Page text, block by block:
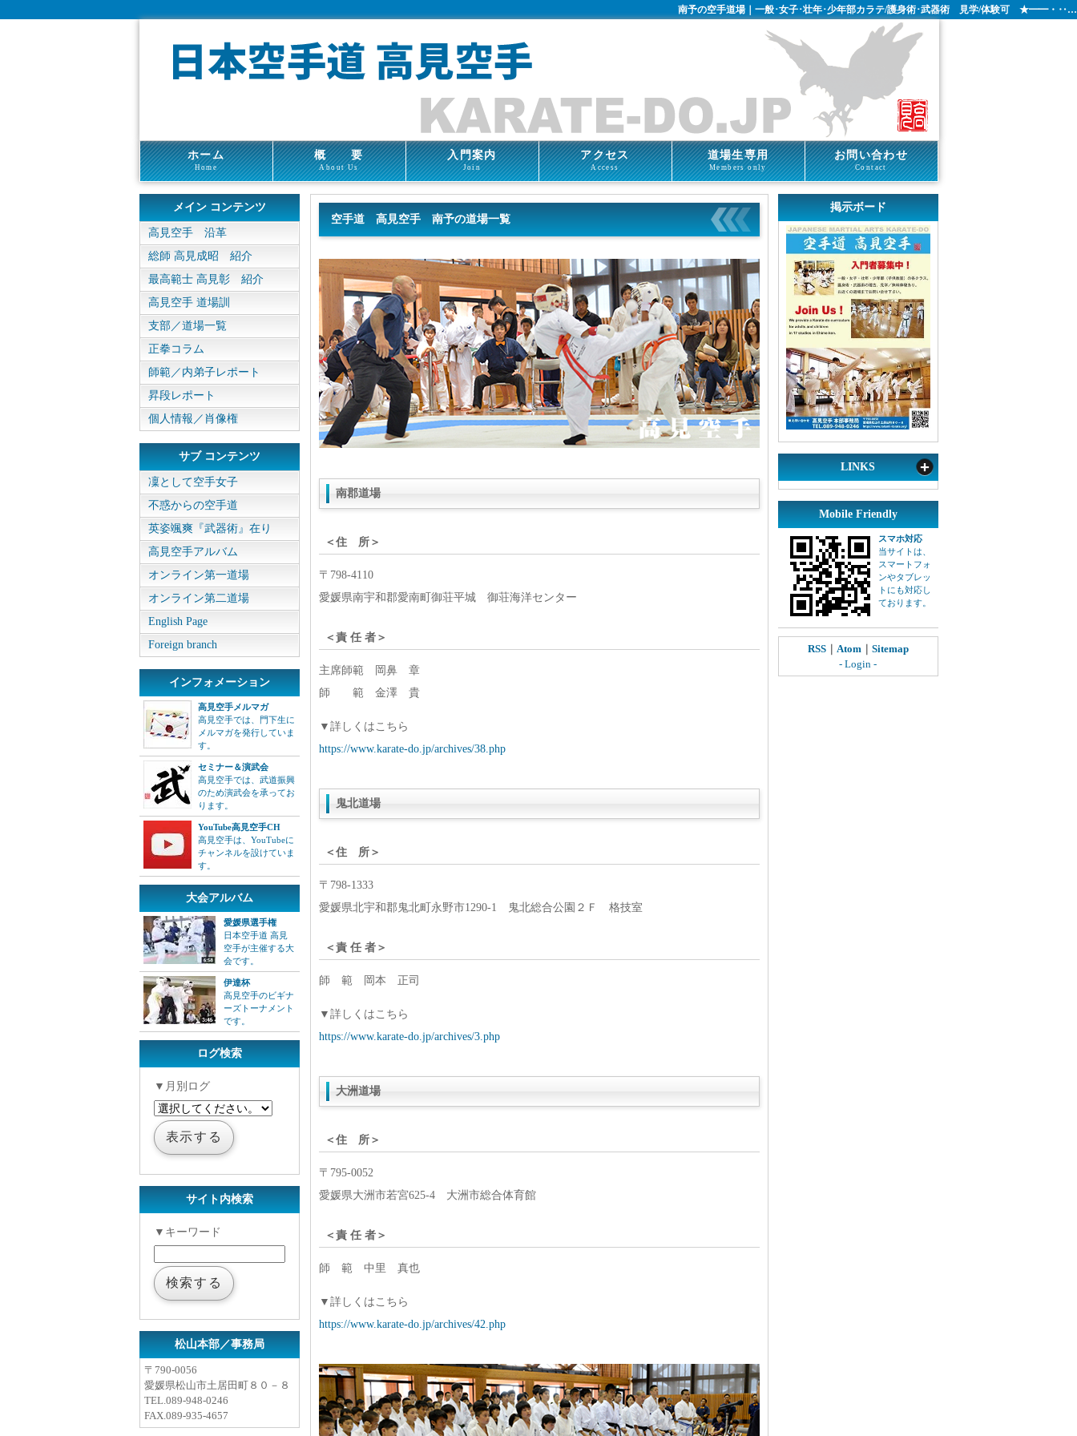
南予の空手道場｜一般･女子･壮年･少年部カラテ/護身術･武器術 見学/体験可 ★━━・‥…
ホーム
Home
概 要
About Us
入門案内
Join
アクセス
Access
道場生専用
Members only
お問い合わせ
Contact
空手道 高見空手 南予の道場一覧
南郡道場
＜住 所＞
〒798-4110
愛媛県南宇和郡愛南町御荘平城 御荘海洋センター
＜責 任 者＞
主席師範 岡鼻 章
師 範 金澤 貴
▼詳しくはこちら
https://www.karate-do.jp/archives/38.php
鬼北道場
＜住 所＞
〒798-1333
愛媛県北宇和郡鬼北町永野市1290-1 鬼北総合公園２Ｆ 格技室
＜責 任 者＞
師 範 岡本 正司
▼詳しくはこちら
https://www.karate-do.jp/archives/3.php
大洲道場
＜住 所＞
〒795-0052
愛媛県大洲市若宮625-4 大洲市総合体育館
＜責 任 者＞
師 範 中里 真也
▼詳しくはこちら
https://www.karate-do.jp/archives/42.php
メイン コンテンツ
高見空手 沿革
総師 高見成昭 紹介
最高範士 高見彰 紹介
高見空手 道場訓
支部／道場一覧
正拳コラム
師範／内弟子レポート
昇段レポート
個人情報／肖像権
サブ コンテンツ
凜として空手女子
不惑からの空手道
英姿颯爽『武器術』在り
高見空手アルバム
オンライン第一道場
オンライン第二道場
English Page
Foreign branch
インフォメーション
高見空手メルマガ
高見空手では、門下生に
メルマガを発行していま
す。
セミナー＆演武会
高見空手では、武道振興
のため演武会を承ってお
ります。
YouTube高見空手CH
高見空手は、YouTubeに
チャンネルを設けていま
す。
大会アルバム
愛媛県選手権
日本空手道 高見
空手が主催する大
会です。
伊達杯
高見空手のビギナ
ーズトーナメント
です。
ログ検索
▼月別ログ
サイト内検索
▼キーワード
松山本部／事務局
〒790-0056
愛媛県松山市土居田町８０－８
TEL.089-948-0246
FAX.089-935-4657
掲示ボード
LINKS
Mobile Friendly
スマホ対応
当サイトは、
スマートフォ
ンやタブレッ
トにも対応し
ております。
RSS｜ Atom ｜ Sitemap
- Login -